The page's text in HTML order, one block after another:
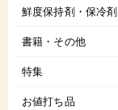
鮮度保持剤・保冷剤
書籍・その他
特集
お値打ち品